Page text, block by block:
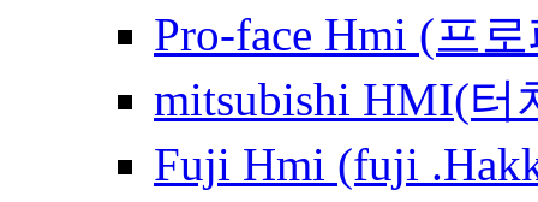
Pro-face Hmi (프
mitsubishi HMI(터
Fuji Hmi (fuji